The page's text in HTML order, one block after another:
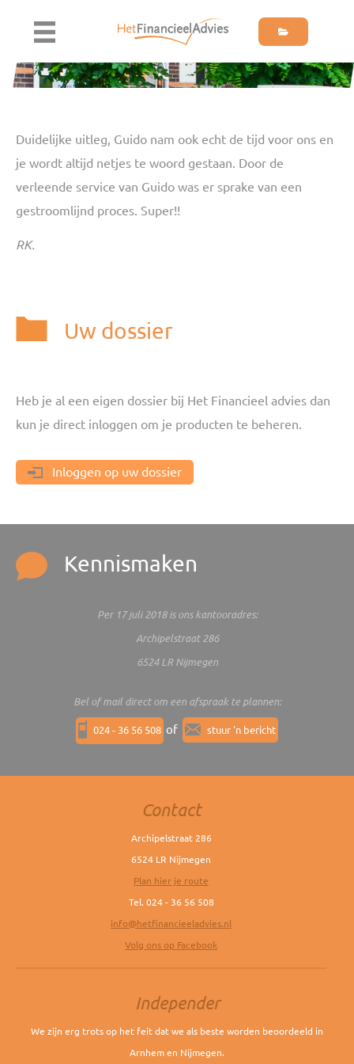
Duidelijke uitleg, Guido nam ook echt de tijd voor ons en
je wordt altijd netjes te woord gestaan. Door de
verleende service van Guido was er sprake van een
gestroomlijnd proces. Super!!
RK.
Uw dossier
Heb je al een eigen dossier bij Het Financieel advies dan
kun je direct inloggen om je producten te beheren.
Inloggen op uw dossier
Kennismaken
Per 17 juli 2018 is ons kantooradres:
Archipelstraat 286
6524 LR Nijmegen
Bel of mail direct om een afspraak te plannen:
024 - 36 56 508 of stuur 'n bericht
Contact
Archipelstraat 286
6524 LR Nijmegen
Plan hier je route
Tel. 024 - 36 56 508
info@hetfinancieeladvies.nl
Volg ons op Facebook
Independer
We zijn erg trots op het feit dat we als beste worden beoordeeld in
Arnhem en Nijmegen.